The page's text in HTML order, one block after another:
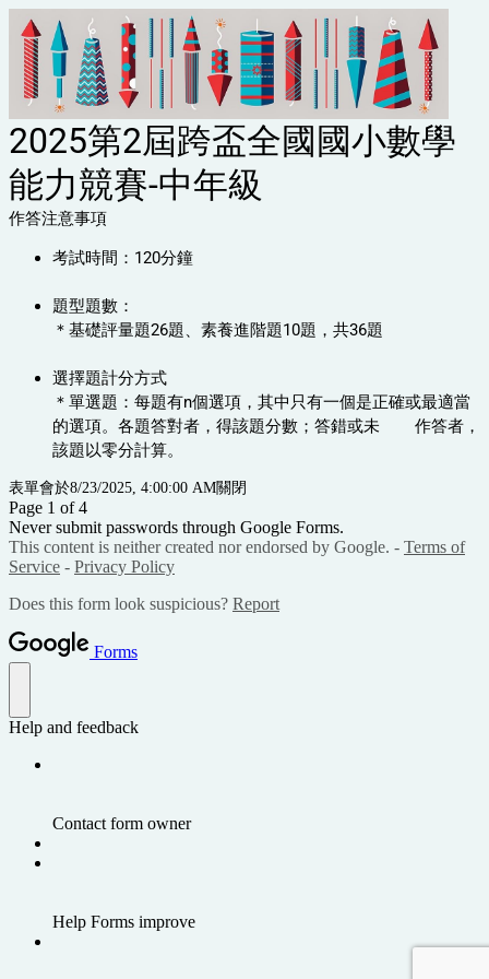
2025第2屆跨盃全國國小數學
能力競賽-中年級
作答注意事項
考試時間：120分鐘
題型題數：
＊基礎評量題26題、素養進階題10題 ，共36題
選擇題計分方式
＊單選題：每題有n個選項，其中只有一個是正確或最適當
的選項。各題答對者，得該題分數；答錯或未 作答者，
該題以零分計算。
表單會於8/23/2025, 4:00:00 AM關閉
Page 1 of 4
Never submit passwords through Google Forms.
This content is neither created nor endorsed by Google. - Terms of
Service - Privacy Policy
Does this form look suspicious? Report
Forms
Help and feedback
Contact form owner
Help Forms improve